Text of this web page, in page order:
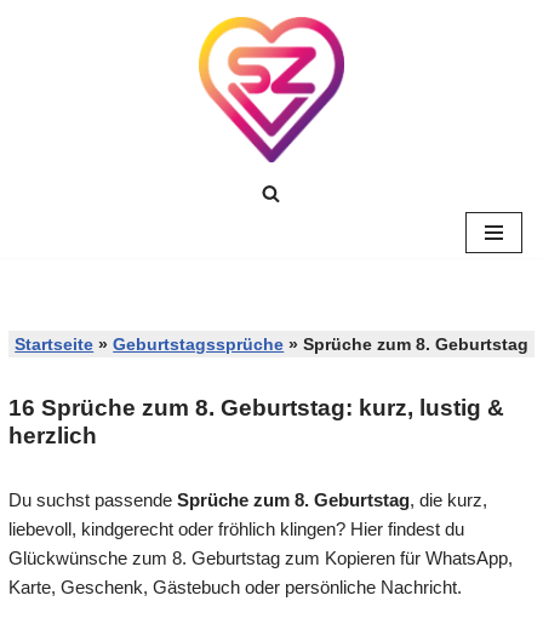
Startseite »Geburtstagssprüche »Sprüche zum 8. Geburtstag
16 Sprüche zum 8. Geburtstag: kurz, lustig &
herzlich
Du suchst passendeSprüche zum 8. Geburtstag, die kurz,
liebevoll, kindgerecht oder fröhlich klingen? Hier findest du
Glückwünsche zum 8. Geburtstag zum Kopieren für WhatsApp,
Karte, Geschenk, Gästebuch oder persönliche Nachricht.